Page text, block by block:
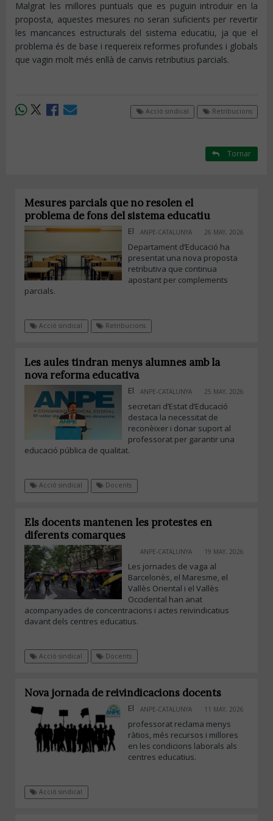
Malgrat les millores puntuals que es puguin introduir en la
proposta, aquestes mesures no seran suficients per revertir
les mancances estructurals del sistema educatiu, ja que el
problema és de base i requereix reformes profundes i globals
que vagin molt més enllà de canvis retributius parcials.
Acció sindical Retribucions
Tornar
Mesures parcials que no resolen el
problema de fons del sistema educatiu
ANPE-CATALUNYA 26 MAY, 2026
El
Departament d’Educació ha
presentat una nova proposta
retributiva que continua
apostant per complements
parcials.
Acció sindical Retribucions
Les aules tindran menys alumnes amb la
nova reforma educativa
ANPE-CATALUNYA 25 MAY, 2026
El
secretari d’Estat d’Educació
destaca la necessitat de
reconèixer i donar suport al
professorat per garantir una
educació pública de qualitat.
Acció sindical Docents
Els docents mantenen les protestes en
diferents comarques
ANPE-CATALUNYA 19 MAY, 2026
Les jornades de vaga al
Barcelonès, el Maresme, el
Vallès Oriental i el Vallès
Occidental han anat
acompanyades de concentracions i actes reivindicatius
davant dels centres educatius.
Acció sindical Docents
Nova jornada de reivindicacions docents
ANPE-CATALUNYA 11 MAY, 2026
El
professorat reclama menys
ràtios, més recursos i millores
en les condicions laborals als
centres educatius.
Acció sindical